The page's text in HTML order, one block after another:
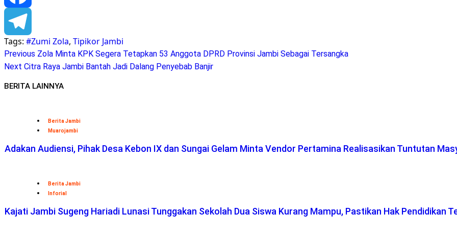
Facebook
Telegram
Tags: #Zumi Zola, Tipikor Jambi
Continue
Previous Zola Minta KPK Segera Tetapkan 53 Anggota DPRD Provinsi Jambi Sebagai Tersangka
Next Citra Raya Jambi Bantah Jadi Dalang Penyebab Banjir
BERITA LAINNYA
Berita Jambi
Muarojambi
Adakan Audiensi, Pihak Desa Kebon IX dan Sungai Gelam Minta Vendor Pertamina Realisasikan Tuntutan
Berita Jambi
Inforial
Kajati Jambi Sugeng Hariadi Lunasi Tunggakan Sekolah Dua Siswa Kurang Mampu, Pastikan Hak Pendidikan